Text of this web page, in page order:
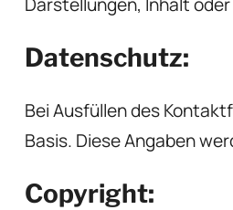
Datenschutz:
Bei Ausfüllen des
Basis. Diese Angaben
Copyright: